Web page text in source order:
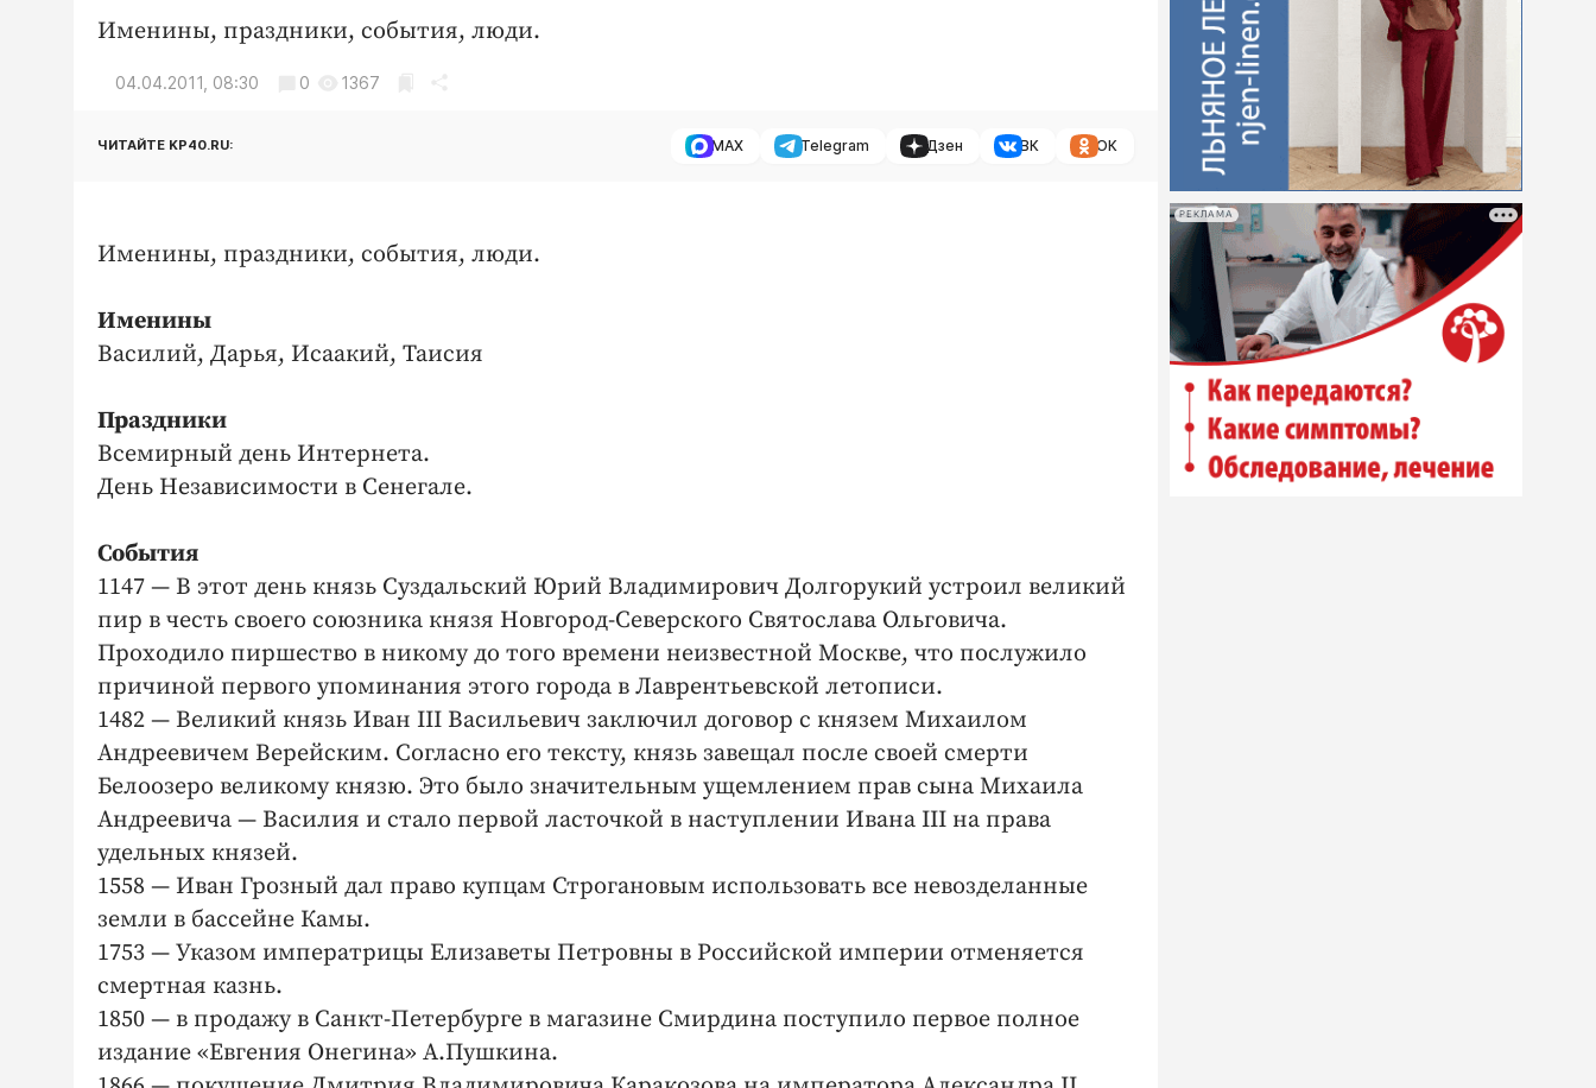
Именины, праздники, события, люди.
04.04.2011, 08:30 0 1367
ЧИТАЙТЕ KP40.RU: MAX Telegram Дзен ВК ОК
Именины, праздники, события, люди.
Именины
Василий, Дарья, Исаакий, Таисия
Праздники
Всемирный день Интернета.
День Независимости в Сенегале.
События
1147 — В этот день князь Суздальский Юрий Владимирович Долгорукий устроил великий
пир в честь своего союзника князя Новгород-Северского Святослава Ольговича.
Проходило пиршество в никому до того времени неизвестной Москве, что послужило
причиной первого упоминания этого города в Лаврентьевской летописи.
1482 — Великий князь Иван III Васильевич заключил договор с князем Михаилом
Андреевичем Верейским. Согласно его тексту, князь завещал после своей смерти
Белоозеро великому князю. Это было значительным ущемлением прав сына Михаила
Андреевича — Василия и стало первой ласточкой в наступлении Ивана III на права
удельных князей.
1558 — Иван Грозный дал право купцам Строгановым использовать все невозделанные
земли в бассейне Камы.
1753 — Указом императрицы Елизаветы Петровны в Российской империи отменяется
смертная казнь.
1850 — в продажу в Санкт-Петербурге в магазине Смирдина поступило первое полное
издание «Евгения Онегина» А.Пушкина.
РЕКЛАМА